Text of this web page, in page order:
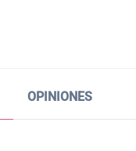
OPINIONES